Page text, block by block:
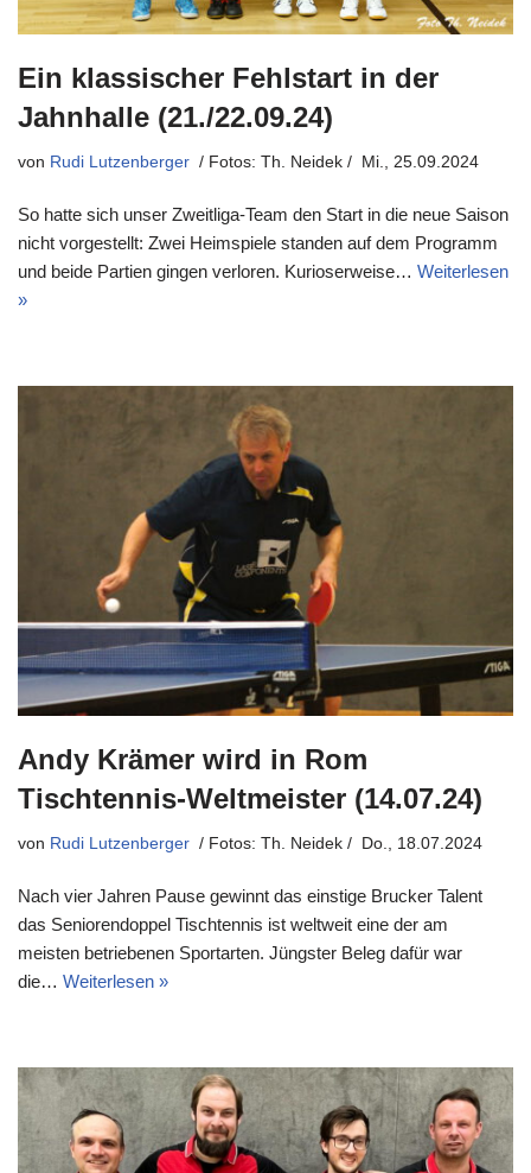
Ein klassischer Fehlstart in der
Jahnhalle (21./22.09.24)
von Rudi Lutzenberger Mi., 25.09.2024
So hatte sich unser Zweitliga-Team den Start in die neue Saison
nicht vorgestellt: Zwei Heimspiele standen auf dem Programm
und beide Partien gingen verloren. Kurioserweise… Weiterlesen
»
Andy Krämer wird in Rom
Tischtennis-Weltmeister (14.07.24)
von Rudi Lutzenberger Do., 18.07.2024
Nach vier Jahren Pause gewinnt das einstige Brucker Talent
das Seniorendoppel Tischtennis ist weltweit eine der am
meisten betriebenen Sportarten. Jüngster Beleg dafür war
die… Weiterlesen »